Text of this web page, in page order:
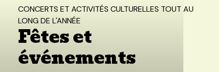
CONCERTS ET ACTIVITÉS CULTURELLES TOUT AU
LONG DE L'ANNÉE
Fêtes et
événements